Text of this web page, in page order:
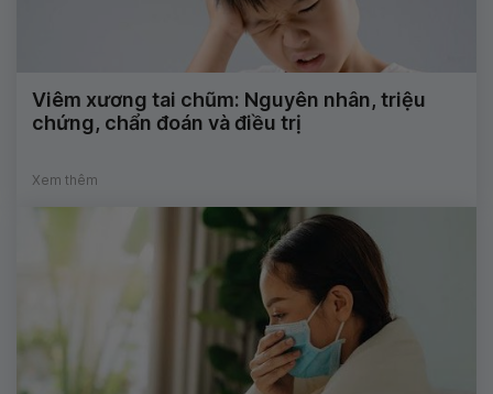
Viêm xương tai chũm: Nguyên nhân, triệu
chứng, chẩn đoán và điều trị
Xem thêm